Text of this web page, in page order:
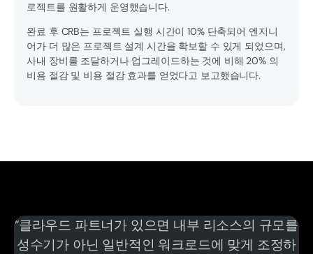
로젝트를 원활하게 운영했습니다.
완료 후 CRB는 프로젝트 실행 시간이 10% 단축되어 엔지니
어가 더 많은 프로젝트 설계 시간을 확보할 수 있게 되었으며,
사내 장비를 조달하거나 업그레이드하는 것에 비해 20% 의
비용 절감 및 비용 절감 효과를 얻었다고 보고했습니다.
“클라우드 파트너가 있으면 내부 리소스의 규모를
성수기가 아닌 일반적인 워크로드에 맞게 조정하